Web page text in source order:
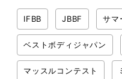
IFBB JBBF サマ
ベストボディジャパン
マッスルコンテスト